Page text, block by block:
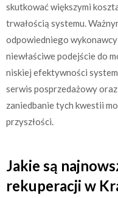
skutkować większymi
trwałością systemu.
odpowiedniego
niewłaściwe podejście do
niskiej efektywności
serwis posprzedażowy
zaniedbanie tych kwestii
przyszłości.
Jakie są
rekuperacji w